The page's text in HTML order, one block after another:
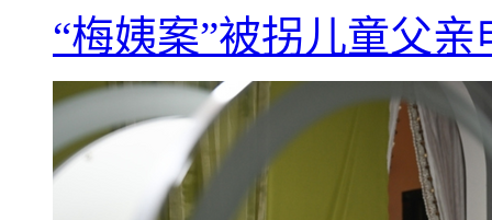
“梅姨案”被拐儿童父